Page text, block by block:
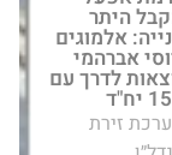
נדל"ן
חדש
בקו
החוף
של